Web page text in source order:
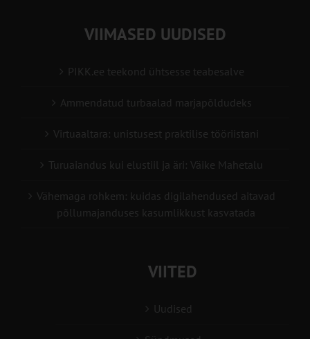
VIIMASED UUDISED
PIKK.ee teekond ühtsesse teabesalve
Ammendatud turbaalad marjapõldudeks
Virtuaaltara: unistusest praktilise tööriistani
Turuaiandus kui elustiil ja äri: Väike Mahetalu
Vähemaga rohkem: kuidas digilahendused aitavad
põllumajanduses kasumlikkust kasvatada
VIITED
Uudised